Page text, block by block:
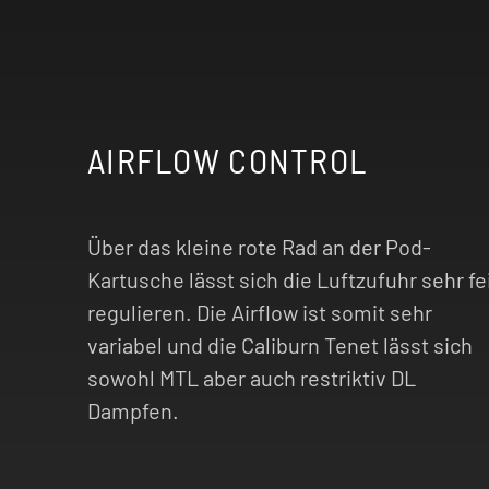
AIRFLOW CONTROL
Über das kleine rote Rad an der Pod-
Kartusche lässt sich die Luftzufuhr sehr
regulieren. Die Airflow ist somit sehr
variabel und die Caliburn Tenet lässt sich
sowohl MTL aber auch restriktiv DL
Dampfen.